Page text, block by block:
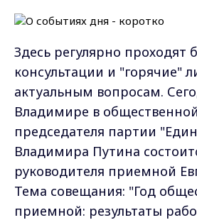
Здесь регулярно проходят
консультации и "горячие"
актуальным вопросам.
Владимире в
председателя партии
Владимира Путина
руководителя приемной
Тема совещания: "Год
приемной: результаты